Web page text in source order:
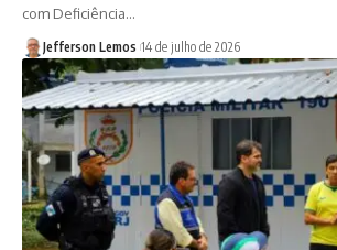
com Deficiência…
Jefferson Lemos 14 de julho de 2026